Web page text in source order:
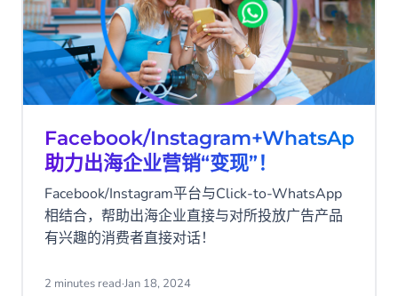
Facebook/Instagram+WhatsApp，
助力出海企业营销“变现”！
Facebook/Instagram平台与Click-to-WhatsApp
相结合，帮助出海企业直接与对所投放广告产品
有兴趣的消费者直接对话！
2 minutes read·Jan 18, 2024